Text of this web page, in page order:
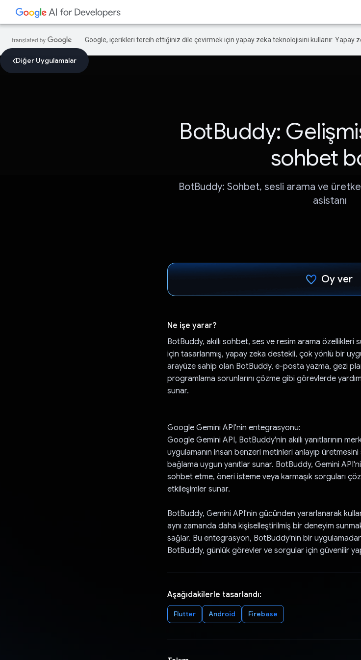
Google, içerikleri tercih ettiğiniz dile çevirmek için yapay zeka teknolojisini kullanır. Yapay
Diğer Uygulamalar
BotBuddy:
sohbet
BotBuddy: Sohbet, sesli arama ve
asistanı
Oy ver
Ne işe yarar?
BotBuddy, akıllı sohbet, ses ve resim arama özellikleri
için tasarlanmış, yapay zeka destekli, çok yönlü bir
arayüze sahip olan BotBuddy, e-posta yazma, gezi
programlama sorunlarını çözme gibi görevlerde
sunar.
Google Gemini API'nin entegrasyonu:
Google Gemini API, BotBuddy'nin akıllı yanıtlarının
uygulamanın insan benzeri metinleri anlayıp
bağlama uygun yanıtlar sunar. BotBuddy, Gemini
sohbet etme, öneri isteme veya karmaşık sorguları
etkileşimler sunar.
BotBuddy, Gemini API'nin gücünden yararlanarak
aynı zamanda daha kişiselleştirilmiş bir deneyim
sağlar. Bu entegrasyon, BotBuddy'nin bir uygulamadan
BotBuddy, günlük görevler ve sorgular için güvenilir
Aşağıdakilerle tasarlandı:
Flutter Android Firebase